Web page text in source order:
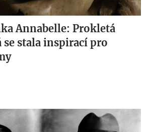
Annabelle: Prokletá
se stala inspirací pro